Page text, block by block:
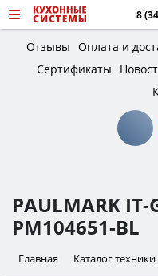
8
Отзывы Оплата и
Сертификаты
PAULMARK IT-
PM104651-BL
Главная Каталог техники